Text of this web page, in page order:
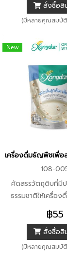
สารพิษ เหมาะสำหรับ
หรือชอบทานร
สั่งซื้อสิ
(มีหลายคุณสมบัติ
New
เครื่องดื่มธัญพืชเพื่อ
108-
คัดสรรวัตถุดิบที่มีป
ธรรมชาติให้เครื่อง
ของคุณ ด้วยลูกเดือ
อุดมไปด้วยโปรตีน วิ
ธาตุที่จำเป็นต่อ
฿55
สั่งซื้อสิ
(มีหลายคุณสมบัติ